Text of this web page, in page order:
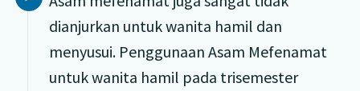
dianjurkan untuk wanita hamil dan
menyusui. Penggunaan Asam Mefenamat
untuk wanita hamil pada trisemester